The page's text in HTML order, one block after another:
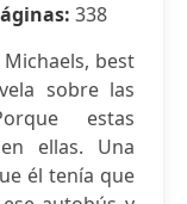
338
best
sobre las
estas
ellas. Una
él tenía que